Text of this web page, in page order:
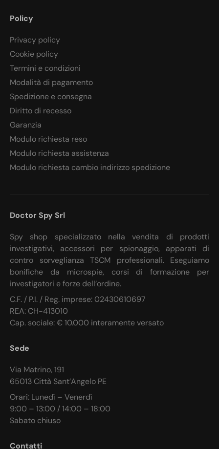
Policy
Privacy policy
Cookie policy
Termini e condizioni
Modalità di pagamento
Spedizione e consegna
Diritto di recesso
Garanzia
Modulo richiesta reso
Modulo richiesta assistenza
Modulo richiesta cambio indirizzo spedizione
Doctor Spy Srl
Spy shop specializzato nella vendita di prodotti
investigativi, accessori per spionaggio, apparati di
contro sorveglianza TSCM professionali. Eseguiamo
bonifiche da microspie, corsi di formazione per
investigatori e forze dell’ordine.
C.F. / P.I. / Reg. imprese: 02430610697
REA: CH-413010
Cap. sociale: € 10.000 interamente versato
Sede
Via Matrino, 191
65013 Città Sant’Angelo PE
Orari: Lunedì – Venerdì
9:00 – 13:00 / 14:00 – 18:00
Sabato chiuso
Contatti